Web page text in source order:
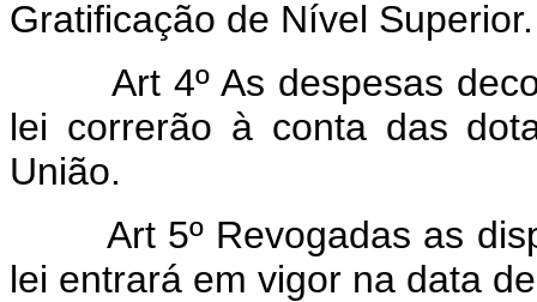
Gratificação de Nível Superior.
Art 4º As despesas
lei correrão à conta das
União.
Art 5º Revogadas as
lei entrará em vigor na data